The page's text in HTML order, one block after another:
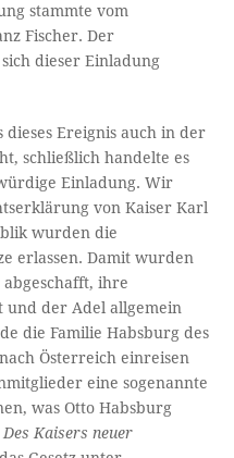
stammte vom
Fischer. Der
dieser Einladung
Ereignis auch in der
schließlich handelte es
Einladung. Wir
von Kaiser Karl
wurden die
erlassen. Damit wurden
ihre
und der Adel allgemein
die Familie Habsburg des
Österreich einreisen
eine sogenannte
was Otto Habsburg
Des Kaisers neuer